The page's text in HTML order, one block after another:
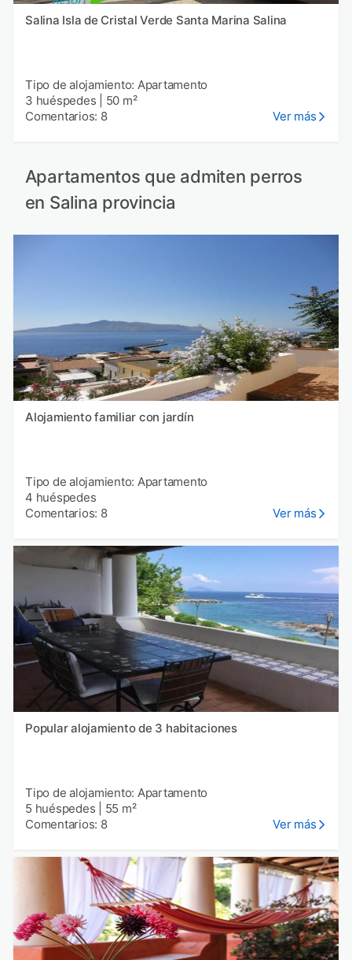
Salina Isla de Cristal Verde Santa Marina Salina
Tipo de alojamiento: Apartamento
3 huéspedes
50 m²
Comentarios: 8
Ver más
Apartamentos que admiten perros
en Salina provincia
Alojamiento familiar con jardín
Tipo de alojamiento: Apartamento
4 huéspedes
Comentarios: 8
Ver más
Popular alojamiento de 3 habitaciones
Tipo de alojamiento: Apartamento
5 huéspedes
55 m²
Comentarios: 8
Ver más